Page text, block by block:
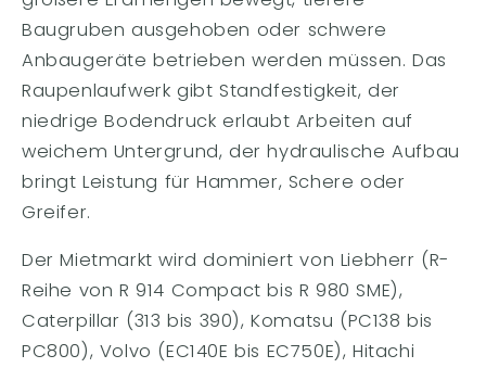
Baugruben ausgehoben oder schwere
Anbaugeräte betrieben werden müssen. Das
Raupenlaufwerk gibt Standfestigkeit, der
niedrige Bodendruck erlaubt Arbeiten auf
weichem Untergrund, der hydraulische Aufbau
bringt Leistung für Hammer, Schere oder
Greifer.
Der Mietmarkt wird dominiert von Liebherr (R-
Reihe von R 914 Compact bis R 980 SME),
Caterpillar (313 bis 390), Komatsu (PC138 bis
PC800), Volvo (EC140E bis EC750E), Hitachi